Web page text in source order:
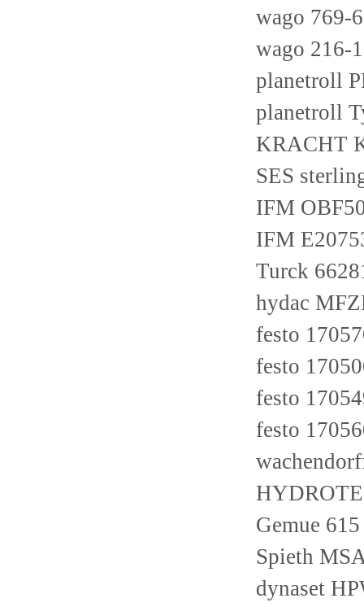
wago 769-
wago 216-
planetroll
planetroll
KRACHT
SES
IFM
IFM
Turck
hydac
festo
festo
festo
festo
Gemue
Spieth
dynaset